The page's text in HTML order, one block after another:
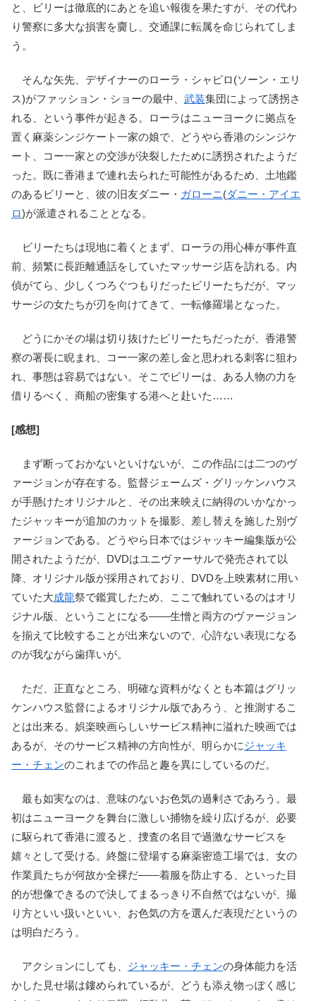
と、ビリーは徹底的にあとを追い報復を果たすが、その代わ
り警察に多大な損害を齎し、交通課に転属を命じられてしま
う。
そんな矢先、デザイナーのローラ・シャピロ(ソーン・エリ
ス)がファッション・ショーの最中、 武装集団によって誘拐さ
れる、という事件が起きる。ローラはニューヨークに拠点を
置く麻薬シンジケート一家の娘で、どうやら香港のシンジケ
ート、コー一家との交渉が決裂したために誘拐されたようだ
った。既に香港まで連れ去られた可能性があるため、土地鑑
のあるビリーと、彼の旧友ダニー・ ガローニ(ダニー・アイエ
ロ)が派遣されることとなる。
ビリーたちは現地に着くとまず、ローラの用心棒が事件直
前、頻繁に長距離通話をしていたマッサージ店を訪れる。内
偵がてら、少しくつろぐつもりだったビリーたちだが、マッ
サージの女たちが刃を向けてきて、一転修羅場となった。
どうにかその場は切り抜けたビリーたちだったが、香港警
察の署長に睨まれ、コー一家の差し金と思われる刺客に狙わ
れ、事態は容易ではない。そこでビリーは、ある人物の力を
借りるべく、商船の密集する港へと赴いた……
[感想]
まず断っておかないといけないが、この作品には二つのヴ
ァージョンが存在する。監督ジェームズ・グリッケンハウス
が手懸けたオリジナルと、その出来映えに納得のいかなかっ
たジャッキーが追加のカットを撮影、差し替えを施した別ヴ
ァージョンである。どうやら日本ではジャッキー編集版が公
開されたようだが、DVDはユニヴァーサルで発売されて以
降、オリジナル版が採用されており、DVDを上映素材に用い
ていた大成龍祭で鑑賞したため、ここで触れているのはオリ
ジナル版、ということになる――生憎と両方のヴァージョン
を揃えて比較することが出来ないので、心許ない表現になる
のが我ながら歯痒いが。
ただ、正直なところ、明確な資料がなくとも本篇はグリッ
ケンハウス監督によるオリジナル版であろう、と推測するこ
とは出来る。娯楽映画らしいサービス精神に溢れた映画では
あるが、そのサービス精神の方向性が、明らかにジャッキ
ー・チェンのこれまでの作品と趣を異にしているのだ。
最も如実なのは、意味のないお色気の過剰さであろう。最
初はニューヨークを舞台に激しい捕物を繰り広げるが、必要
に駆られて香港に渡ると、捜査の名目で過激なサービスを
嬉々として受ける。終盤に登場する麻薬密造工場では、女の
作業員たちが何故か全裸だ――着服を防止する、といった目
的が想像できるので決してまるっきり不自然ではないが、撮
り方といい扱いといい、お色気の方を選んだ表現だというの
は明白だろう。
アクションにしても、 ジャッキー・チェンの身体能力を活
かした見せ場は鏤められているが、どうも添え物っぽく感じ